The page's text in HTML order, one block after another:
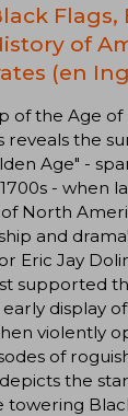
Flags,
of
(en
of the Age of
reveals the
Age" -
- when
North
and
Eric Jay
supported
display
violently
of
the